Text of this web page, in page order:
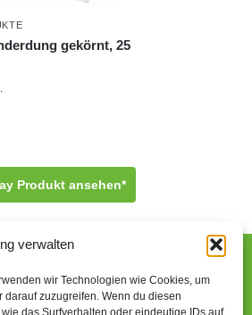
verwalten
wir Technologien wie Cookies, um
zuzugreifen. Wenn du diesen
das Surfverhalten oder eindeutige IDs auf
gekörnt, 25
Produkt ansehen*
Käufen.